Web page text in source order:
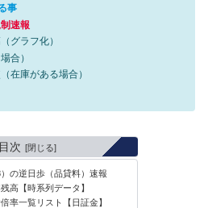
事
速報
グラフ化）
合）
在庫がある場合）
目次
の逆日歩（品貸料）速報
高【時系列データ】
率一覧リスト【日証金】